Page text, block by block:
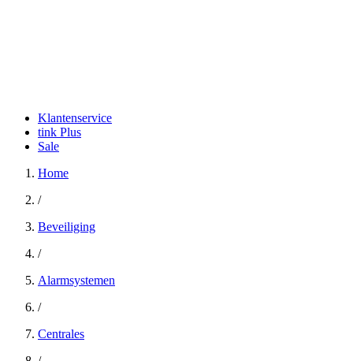
Klantenservice
tink Plus
Sale
Home
/
Beveiliging
/
Alarmsystemen
/
Centrales